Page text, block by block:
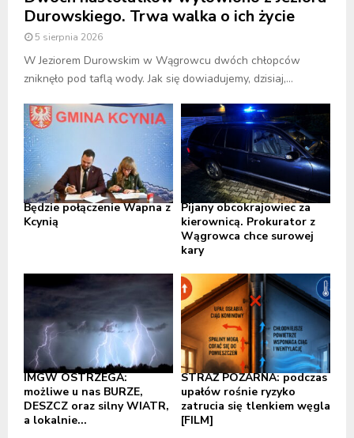
Durowskiego. Trwa walka o ich życie
5 sierpnia 2026
W Jeziorem Durowskim w Wągrowcu dwóch chłopców
zniknęło pod taflą wody. Jak się dowiadujemy, dzisiaj,...
Będzie połączenie Wapna z
Kcynią
Pijany obcokrajowiec za
kierownicą. Prokurator z
Wągrowca chce surowej
kary
IMGW OSTRZEGA:
możliwe u nas BURZE,
DESZCZ oraz silny WIATR,
a lokalnie...
STRAŻ POŻARNA: podczas
upałów rośnie ryzyko
zatrucia się tlenkiem węgla
[FILM]